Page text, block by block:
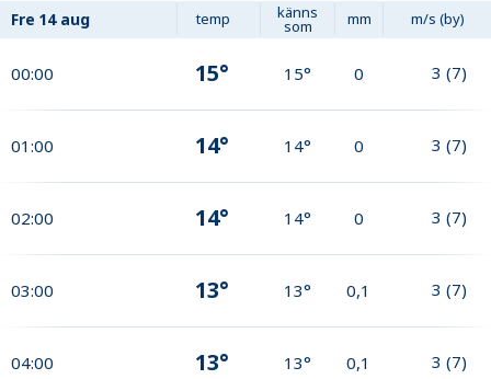
Fre 14 aug temp känns
som mm m/s (by)
00:00 15° 15° 0 3 (7)
01:00 14° 14° 0 3 (7)
02:00 14° 14° 0 3 (7)
03:00 13° 13° 0,1 3 (7)
04:00 13° 13° 0,1 3 (7)